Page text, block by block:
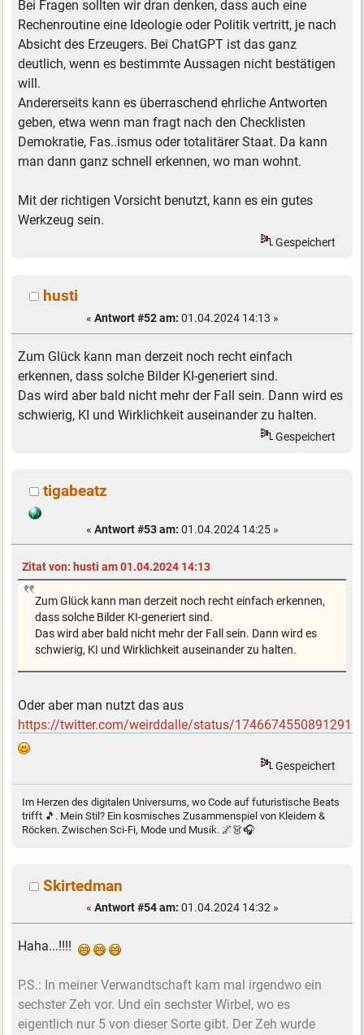
Bei Fragen sollten wir dran denken, dass auch eine
Rechenroutine eine Ideologie oder Politik vertritt, je nach
Absicht des Erzeugers. Bei ChatGPT ist das ganz
deutlich, wenn es bestimmte Aussagen nicht bestätigen
will.
Andererseits kann es überraschend ehrliche Antworten
geben, etwa wenn man fragt nach den Checklisten
Demokratie, Fas..ismus oder totalitärer Staat. Da kann
man dann ganz schnell erkennen, wo man wohnt.
Mit der richtigen Vorsicht benutzt, kann es ein gutes
Werkzeug sein.
Gespeichert
husti
« Antwort #52 am: 01.04.2024 14:13 »
Zum Glück kann man derzeit noch recht einfach
erkennen, dass solche Bilder KI-generiert sind.
Das wird aber bald nicht mehr der Fall sein. Dann wird es
schwierig, KI und Wirklichkeit auseinander zu halten.
Gespeichert
tigabeatz
« Antwort #53 am: 01.04.2024 14:25 »
Zitat von: husti am 01.04.2024 14:13
Zum Glück kann man derzeit noch recht einfach erkennen,
dass solche Bilder KI-generiert sind.
Das wird aber bald nicht mehr der Fall sein. Dann wird es
schwierig, KI und Wirklichkeit auseinander zu halten.
Oder aber man nutzt das aus
https://twitter.com/weirddalle/status/
Gespeichert
Im Herzen des digitalen Universums, wo Code auf futuristische Beats
trifft 🎵. Mein Stil? Ein kosmisches Zusammenspiel von Kleidern &
Röcken. Zwischen Sci-Fi, Mode und Musik. 🌌👗🎧
Skirtedman
« Antwort #54 am: 01.04.2024 14:32 »
Haha...!!!!
P.S.: In meiner Verwandtschaft kam mal irgendwo ein
sechster Zeh vor. Und ein sechster Wirbel, wo es
eigentlich nur 5 von dieser Sorte gibt. Der Zeh wurde